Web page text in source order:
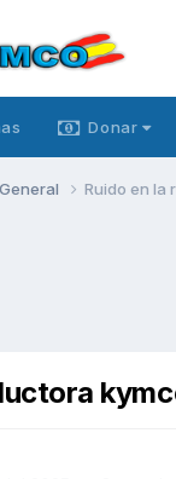
Donar
General Ruido en la